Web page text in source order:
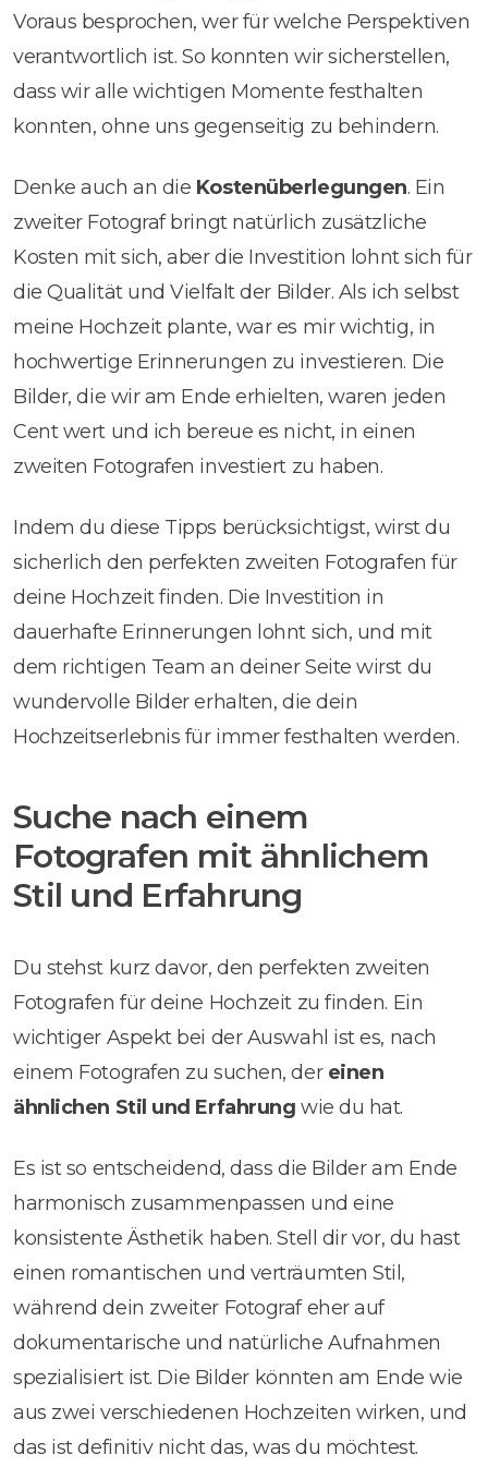
Voraus besprochen, wer für welche Perspektiven
verantwortlich ist. So konnten wir sicherstellen,
dass wir alle wichtigen Momente festhalten
konnten, ohne uns gegenseitig zu behindern.
Denke auch an die Kostenüberlegungen. Ein
zweiter Fotograf bringt natürlich zusätzliche
Kosten mit sich, aber die Investition lohnt sich für
die Qualität und Vielfalt der Bilder. Als ich selbst
meine Hochzeit plante, war es mir wichtig, in
hochwertige Erinnerungen zu investieren. Die
Bilder, die wir am Ende erhielten, waren jeden
Cent wert und ich bereue es nicht, in einen
zweiten Fotografen investiert zu haben.
Indem du diese Tipps berücksichtigst, wirst du
sicherlich den perfekten zweiten Fotografen für
deine Hochzeit finden. Die Investition in
dauerhafte Erinnerungen lohnt sich, und mit
dem richtigen Team an deiner Seite wirst du
wundervolle Bilder erhalten, die dein
Hochzeitserlebnis für immer festhalten werden.
Suche nach einem
Fotografen mit ähnlichem
Stil und Erfahrung
Du stehst kurz davor, den perfekten zweiten
Fotografen für deine Hochzeit zu finden. Ein
wichtiger Aspekt bei der Auswahl ist es, nach
einem Fotografen zu suchen, der einen
ähnlichen Stil und Erfahrung wie du hat.
Es ist so entscheidend, dass die Bilder am Ende
harmonisch zusammenpassen und eine
konsistente Ästhetik haben. Stell dir vor, du hast
einen romantischen und verträumten Stil,
während dein zweiter Fotograf eher auf
dokumentarische und natürliche Aufnahmen
spezialisiert ist. Die Bilder könnten am Ende wie
aus zwei verschiedenen Hochzeiten wirken, und
das ist definitiv nicht das, was du möchtest.